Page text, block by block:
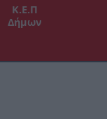
Κ.Ε.Π
Δήμων